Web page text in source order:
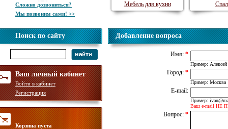
Сложно дозвониться?
Мы позвоним сами! >>
Поиск по сайту
Ваш личный кабинет
Войти в кабинет
Регистрация
Корзина пуста
Мебель для кухни
Добавление вопроса
Имя: *
Пример: Алексей
Город: *
Пример: Москва
E-mail:
Пример:
Ваш e-mail НЕ
Вопрос: *